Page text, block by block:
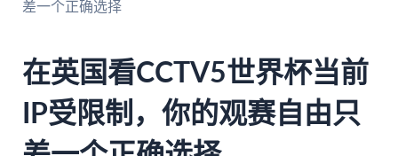
差一个正确选择
在英国看CCTV5世界杯当前
IP受限制，你的观赛自由只